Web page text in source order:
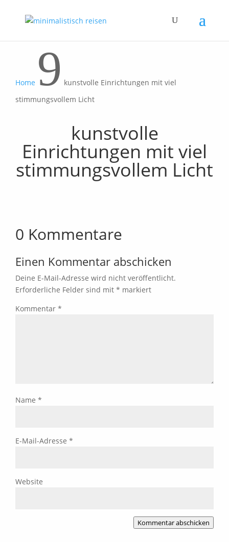
Home 9 kunstvolle Einrichtungen mit viel
stimmungsvollem Licht
kunstvolle
Einrichtungen mit viel
stimmungsvollem Licht
0 Kommentare
Einen Kommentar abschicken
Deine E-Mail-Adresse wird nicht veröffentlicht.
Erforderliche Felder sind mit * markiert
Kommentar *
Name *
E-Mail-Adresse *
Website
Kommentar abschicken